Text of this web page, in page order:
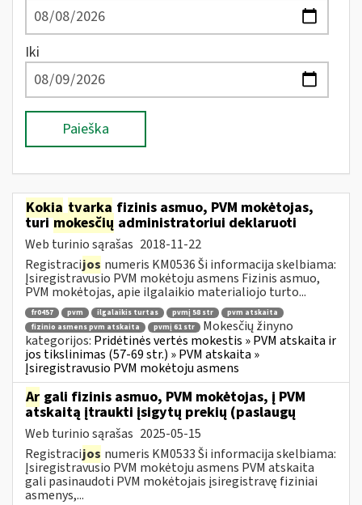
Iki
Paieška
Kokia tvarka fizinis asmuo, PVM mokėtojas,
turimokesčių administratoriui deklaruoti
Web turinio sąrašas 2018-11-22
Registracijos numeris KM0536 Ši informacija skelbiama:
Įsiregistravusio PVM mokėtoju asmens Fizinis asmuo,
PVM mokėtojas, apie ilgalaikio materialiojo turto...
fr0457 pvm ilgalaikis turtas pvmį 58 str
pvm atskaita
fizinio asmens pvm atskaita
pvmį 61 str
Mokesčių žinyno
kategorijos: Pridėtinės vertės mokestis » PVM atskaita ir
jos tikslinimas (57-69 str.) » PVM atskaita »
Įsiregistravusio PVM mokėtoju asmens
Ar gali fizinis asmuo, PVM mokėtojas, į PVM
atskaitą įtraukti įsigytų prekių (paslaugų
Web turinio sąrašas 2025-05-15
Registracijos numeris KM0533 Ši informacija skelbiama:
Įsiregistravusio PVM mokėtoju asmens PVM atskaita
gali pasinaudoti PVM mokėtojais įsiregistravę fiziniai
asmenys,...